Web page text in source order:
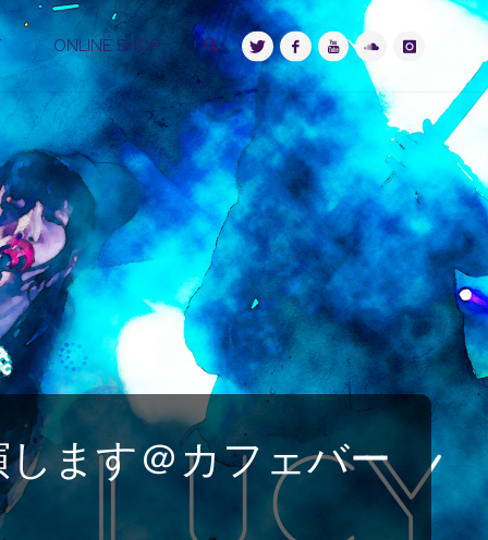
ONLINE SHOP
検索
ます＠カフェバー